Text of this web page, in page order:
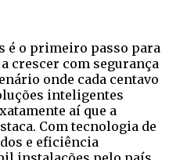
é o primeiro passo para
crescer com segurança
onde cada centavo
inteligentes
aí que a
Com tecnologia de
e eficiência